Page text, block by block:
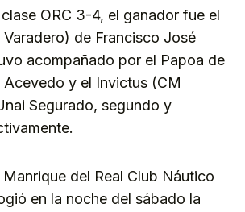
ORC 3-4, el ganador fue el
de Francisco José
acompañado por el Papoa de
Acevedo y el Invictus (CM
Segurado, segundo y
Manrique del Real Club Náutico
en la noche del sábado la